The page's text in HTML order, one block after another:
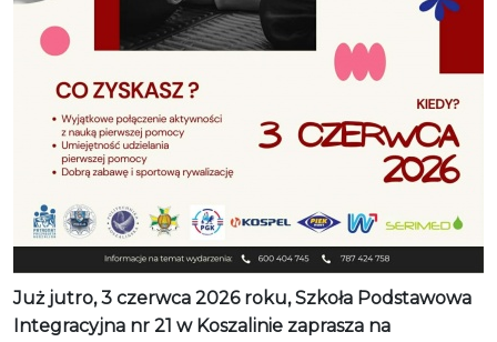
Już jutro, 3 czerwca 2026 roku, Szkoła Podstawowa
Integracyjna nr 21 w Koszalinie zaprasza na